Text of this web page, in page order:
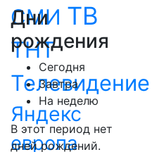
СМИ ТВ
ТНТ
Телевидение
Яндекс
европа
Дни
рождения
Сегодня
Завтра
На неделю
В этот период нет
дней рождений.